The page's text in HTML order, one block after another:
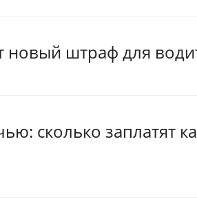
новый штраф для
сколько заплатят